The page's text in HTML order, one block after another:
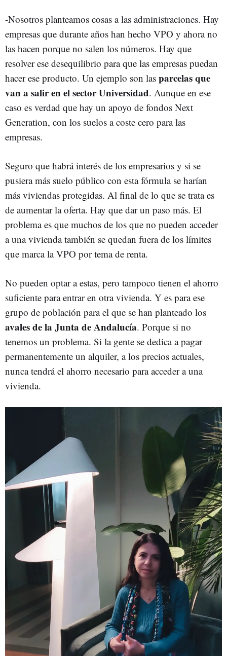
-Nosotros planteamos cosas a las administraciones. Hay
empresas que durante años han hecho VPO y ahora no
las hacen porque no salen los números. Hay que
resolver ese desequilibrio para que las empresas puedan
hacer ese producto. Un ejemplo son las parcelas que
van a salir en el sector Universidad. Aunque en ese
caso es verdad que hay un apoyo de fondos Next
Generation, con los suelos a coste cero para las
empresas.
Seguro que habrá interés de los empresarios y si se
pusiera más suelo público con esta fórmula se harían
más viviendas protegidas. Al final de lo que se trata es
de aumentar la oferta. Hay que dar un paso más. El
problema es que muchos de los que no pueden acceder
a una vivienda también se quedan fuera de los límites
que marca la VPO por tema de renta.
No pueden optar a estas, pero tampoco tienen el ahorro
suficiente para entrar en otra vivienda. Y es para ese
grupo de población para el que se han planteado los
avales de la Junta de Andalucía. Porque si no
tenemos un problema. Si la gente se dedica a pagar
permanentemente un alquiler, a los precios actuales,
nunca tendrá el ahorro necesario para acceder a una
vivienda.